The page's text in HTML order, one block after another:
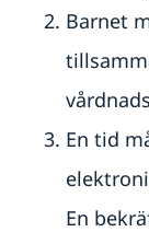
Aktuella
Allmänna
Covid-19:
Se till att vara
Läs på om ditt
Svenska
Behöver jag
Pass och ID-
Om olyckan
Tips till
Adresser och
Service för
Handel med
Svenska
Barnet
En tid
En